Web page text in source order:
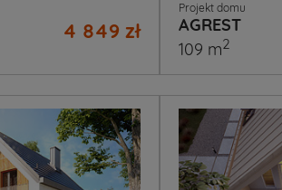
4 849 zł
Projekt domu
AGREST
109 m2